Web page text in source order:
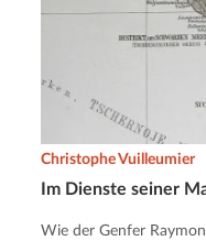
Im Dienste seiner
Christophe Vuilleumier
Wie der Genfer